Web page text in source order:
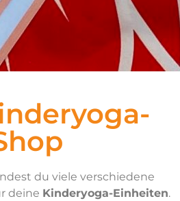
du viele verschiedene
deine Kinderyoga-Einheiten.